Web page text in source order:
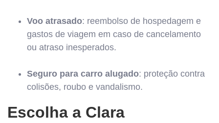
Voo atrasado: reembolso de hospedagem e
gastos de viagem em caso de cancelamento
ou atraso inesperados.
Seguro para carro alugado: proteção contra
colisões, roubo e vandalismo.
Escolha a Clara